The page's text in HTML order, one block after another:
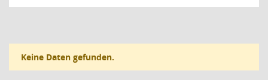
Keine Daten gefunden.